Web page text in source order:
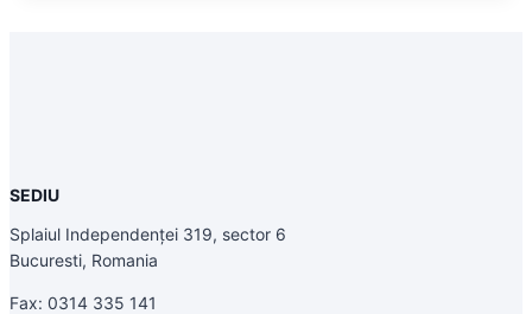
SEDIU
Splaiul Independenței 319, sector 6
Bucuresti, Romania
Fax: 0314 335 141